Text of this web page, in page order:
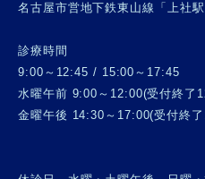
名古屋市営地下鉄東山線「上社
診療時間
9:00～12:45 / 15:00～17:45
水曜午前 9:00～12:00(受付終了
金曜午後 14:30～17:00(受付終